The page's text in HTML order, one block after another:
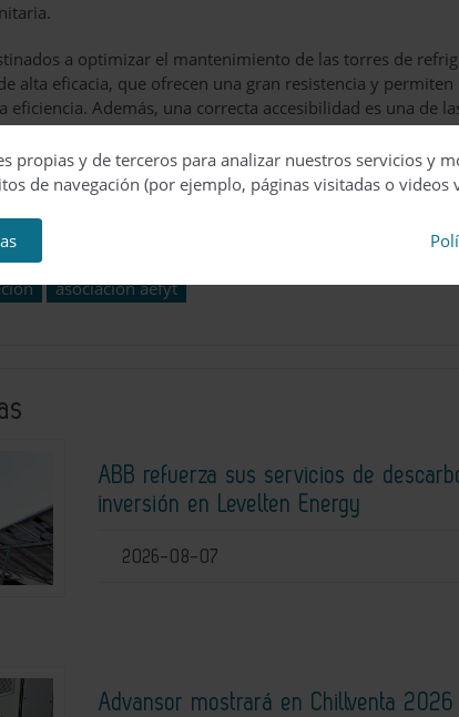
a optimizar el mantenimiento de las torres de
alta eficacia, que ofrecen una gran resistencia y permiten
eficiencia. Además, una correcta accesibilidad es una de
realizar correctamente. En este sentido, las torres
amplias que permiten la entrada a las mismas de los
facilitar el drenaje, la limpieza y la toma de muestras
asociación aefyt
ABB refuerza sus servicios de
inversión en Levelten Energy
2026-08-07
Advansor mostrará en Chillventa
propias y de terceros para analizar nuestros servicios y
de navegación (por ejemplo, páginas visitadas o